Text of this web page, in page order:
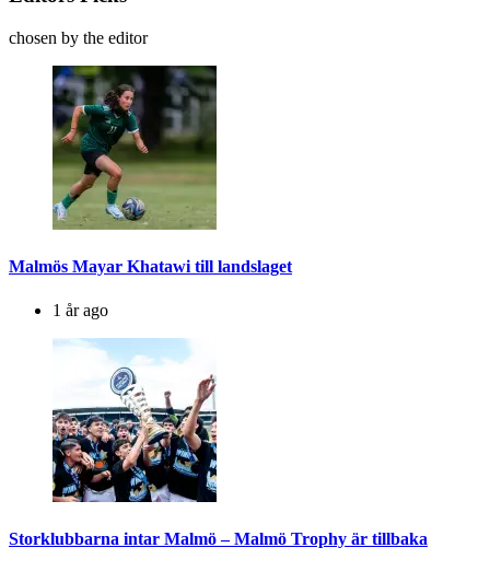
chosen by the editor
Malmös Mayar Khatawi till landslaget
1 år ago
Storklubbarna intar Malmö – Malmö Trophy är tillbaka